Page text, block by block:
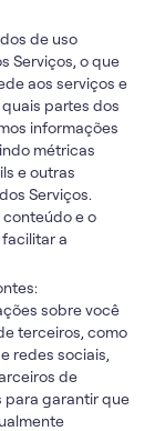
de uso
Serviços, o que
aos serviços e
partes dos
informações
métricas
e outras
Serviços.
conteúdo e o
a
sobre você
terceiros, como
redes sociais,
de
para garantir que